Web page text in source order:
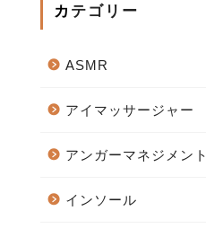
カテゴリー
ASMR
アイマッサージャー
アンガーマネジメント
インソール